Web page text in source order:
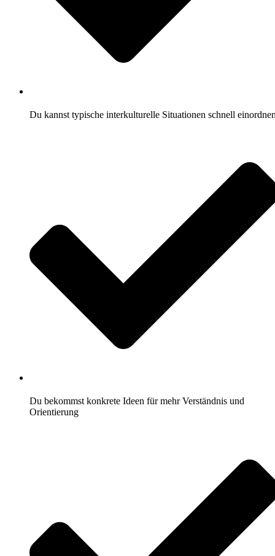
Du kannst typische interkulturelle Situationen schnell
Du bekommst konkrete Ideen für mehr Verständnis und
Orientierung